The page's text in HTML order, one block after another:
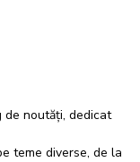
noutăți, dedicat
teme diverse, de la